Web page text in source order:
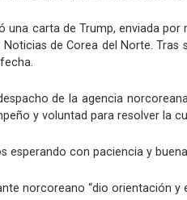
una carta de Trump, enviada
Noticias de Corea del Norte.
de la agencia
y voluntad para resolver la
esperando con paciencia y
norcoreano “dio orientación